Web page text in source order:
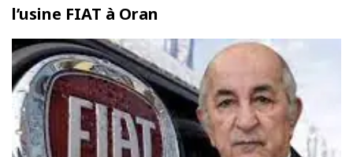
l’usine FIAT à Oran